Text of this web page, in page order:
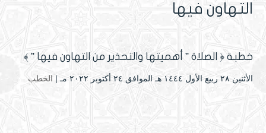
التهاون فيها
خطبة ﴿ الصلاة ” أهميتها والتحذير من التهاون فيها ” ﴾
الأثنين ۲۸ ربيع الأول ۱٤٤٤ هـ الموافق ۲٤ أكتوبر ۲۰۲۲ مـ | الخطب